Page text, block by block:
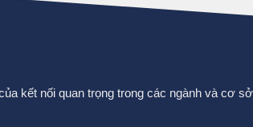
kết nối quan trọng trong các ngành và cơ